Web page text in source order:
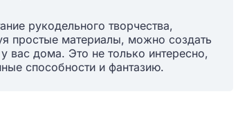
рукодельного творчества,
простые материалы, можно создать
дома. Это не только интересно,
способности и фантазию.